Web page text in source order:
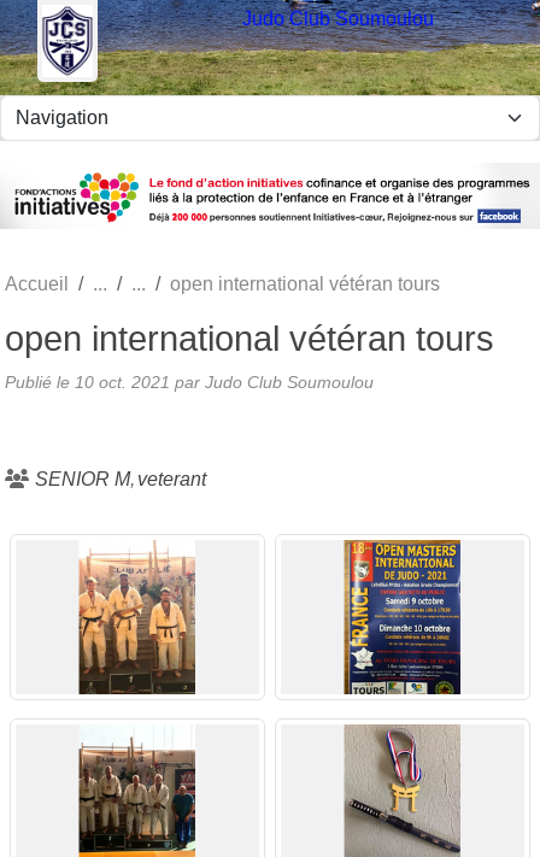
Judo Club Soumoulou
Accueil open international vétéran tours
open international vétéran tours
Publié le 10 oct. 2021 par Judo Club Soumoulou
SENIOR M veterant
Panneau de gestion des cookies